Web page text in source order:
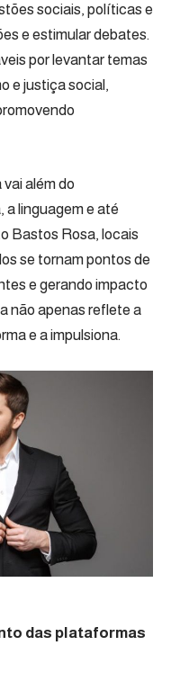
sociais, políticas e
e estimular debates.
por levantar temas
e justiça social,
além do
linguagem e até
Bastos Rosa, locais
se tornam pontos de
e gerando impacto
não apenas reflete a
e a impulsiona.
das plataformas